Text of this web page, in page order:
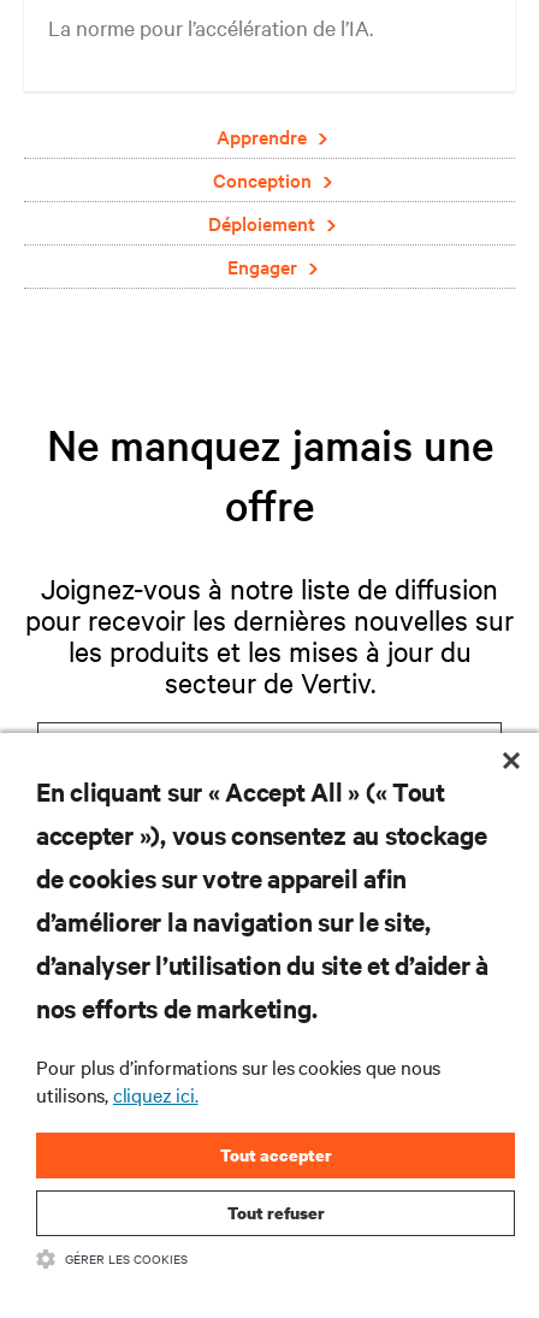
La norme pour l’accélération de l’IA.
Apprendre
Conception
Déploiement
Engager
Ne manquez jamais une
offre
Joignez-vous à notre liste de diffusion
pour recevoir les dernières nouvelles sur
les produits et les mises à jour du
secteur de Vertiv.
S'INSCRIRE
RESSOURCES
ENTREPRISE
COMMUNIQUEZ AVEC NOUS
En cliquant sur « Accept All » (« Tout
accepter »), vous consentez au stockage
de cookies sur votre appareil afin
d’améliorer la navigation sur le site,
d’analyser l’utilisation du site et d’aider à
nos efforts de marketing.
Pour plus d’informations sur les cookies que nous
utilisons,cliquez ici.
Tout refuser
Tout accepter
GÉRER LES COOKIES